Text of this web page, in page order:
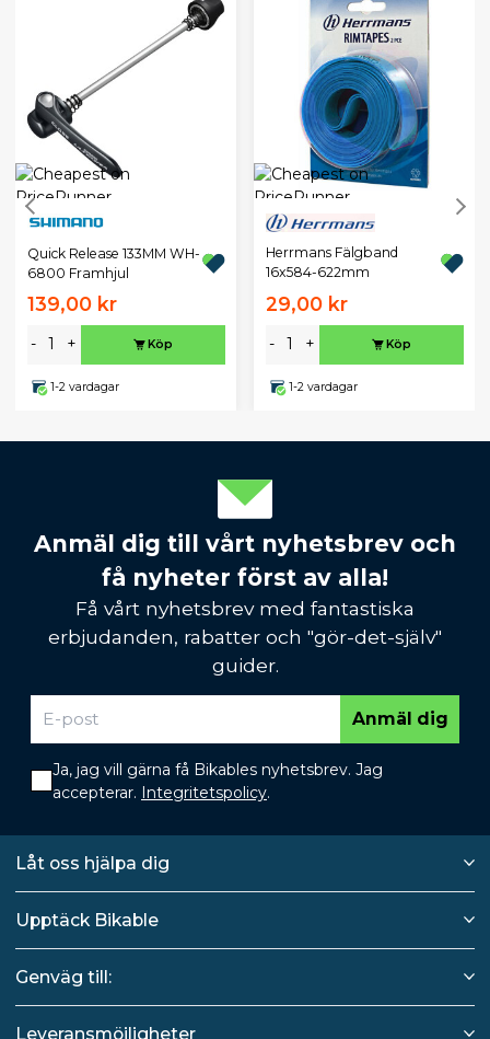
Quick Release 133MM WH-
6800 Framhjul
139,00 kr
- + Köp
1-2 vardagar
Herrmans Fälgband
16x584-622mm
29,00 kr
- + Köp
1-2 vardagar
Anmäl dig till vårt nyhetsbrev och
få nyheter först av alla!
Få vårt nyhetsbrev med fantastiska
erbjudanden, rabatter och "gör-det-själv"
guider.
Anmäl dig
Ja, jag vill gärna få Bikables nyhetsbrev. Jag
accepterar. Integritetspolicy.
Låt oss hjälpa dig
Upptäck Bikable
Genväg till:
Leveransmöjligheter